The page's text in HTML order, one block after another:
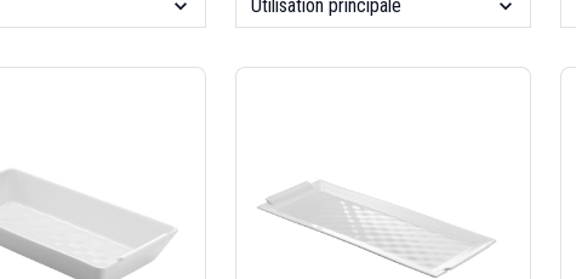
Utilisation principale